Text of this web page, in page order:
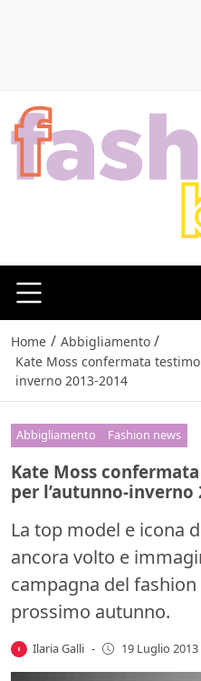
Home / Abbigliamento /
Kate Moss confermata
inverno 2013-2014
Abbigliamento Fashion news
Kate Moss
per l’autunno-inverno
La top model e icona
ancora volto e
campagna del
prossimo autunno.
Ilaria Galli - 19 Luglio 2013